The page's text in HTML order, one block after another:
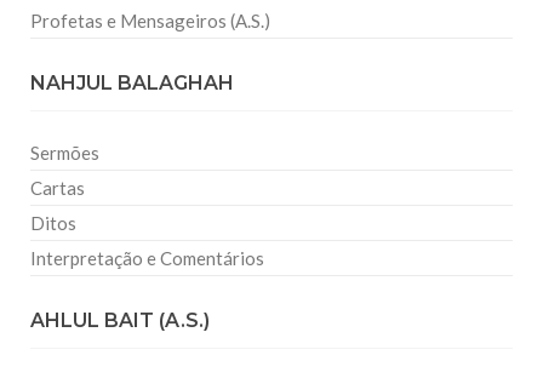
Profetas e Mensageiros (A.S.)
NAHJUL BALAGHAH
Sermões
Cartas
Ditos
Interpretação e Comentários
AHLUL BAIT (A.S.)